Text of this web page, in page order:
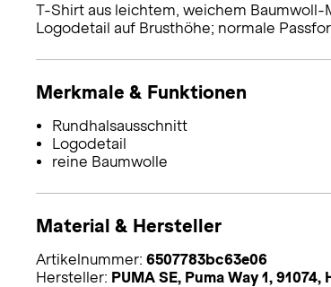
T-Shirt aus leichtem, weichem
Logodetail auf Brusthöhe; normale
Merkmale & Funktionen
Rundhalsausschnitt
Logodetail
reine Baumwolle
Material & Hersteller
Artikelnummer: 6507783bc63e06
Hersteller: PUMA SE, Puma Way 1,